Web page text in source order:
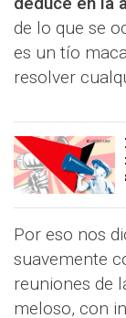
de lo que se
es un tío
resolver
Por eso nos
suavemente
reuniones de
meloso, con